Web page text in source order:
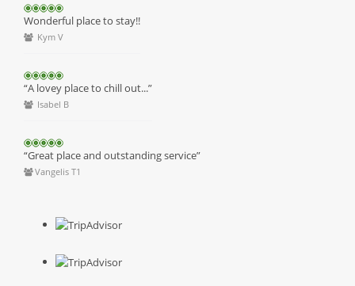
Wonderful place to stay!!
Kym V
“A lovey place to chill out...”
Isabel B
“Great place and outstanding service”
Vangelis T1